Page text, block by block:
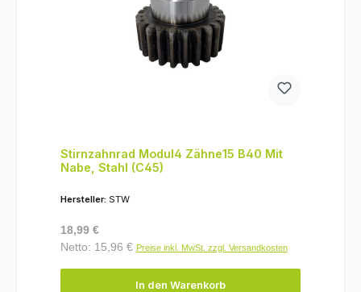
Stirnzahnrad Modul4 Zähne15 B40 Mit
Nabe, Stahl (C45)
Hersteller: STW
Regulärer Preis:
18,99 €
Netto: 15,96 € Preise inkl. MwSt. zzgl. Versandkosten
In den Warenkorb